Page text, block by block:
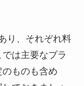
り、それぞれ料
は主要なプラ
ものも含め